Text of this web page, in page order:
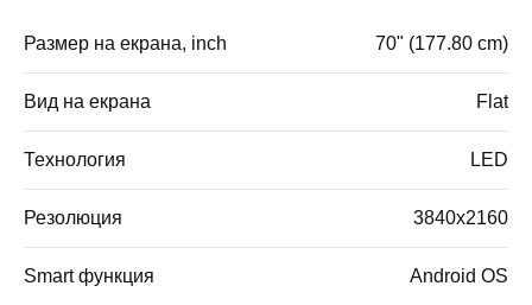
Размер на екрана, inch 70" (177.80 cm)
Вид на екрана Flat
Технология LED
Резолюция 3840x2160
Smart функция Android OS